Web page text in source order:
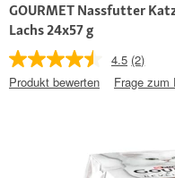
GOURMET Nassfutter
Lachs 24x57 g
4.5 (2)
Produkt bewerten
Frage zum